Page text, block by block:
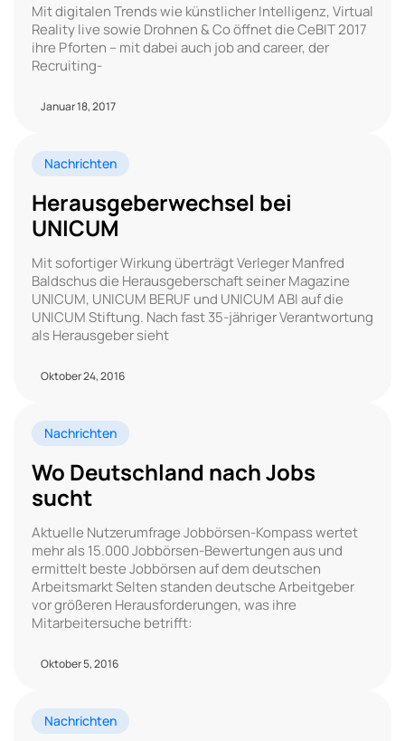
Mit digitalen Trends wie künstlicher Intelligenz, Virtual
Reality live sowie Drohnen & Co öffnet die CeBIT 2017
ihre Pforten – mit dabei auch job and career, der
Recruiting-
Januar 18, 2017
Nachrichten
Herausgeberwechsel bei
UNICUM
Mit sofortiger Wirkung überträgt Verleger Manfred
Baldschus die Herausgeberschaft seiner Magazine
UNICUM, UNICUM BERUF und UNICUM ABI auf die
UNICUM Stiftung. Nach fast 35-jähriger Verantwortung
als Herausgeber sieht
Oktober 24, 2016
Nachrichten
Wo Deutschland nach Jobs
sucht
Aktuelle Nutzerumfrage Jobbörsen-Kompass wertet
mehr als 15.000 Jobbörsen-Bewertungen aus und
ermittelt beste Jobbörsen auf dem deutschen
Arbeitsmarkt Selten standen deutsche Arbeitgeber
vor größeren Herausforderungen, was ihre
Mitarbeitersuche betrifft:
Oktober 5, 2016
Nachrichten